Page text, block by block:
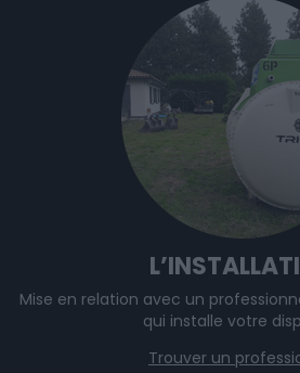
Mise en relation avec un
qui installe votre
Trouver un